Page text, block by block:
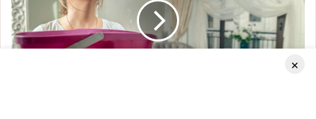
2026-07-20
新竹人注意！竹科旁將新增 838
戶社宅，「金城安居」預計
屋
驗
屋
費
水
常
見
4
×